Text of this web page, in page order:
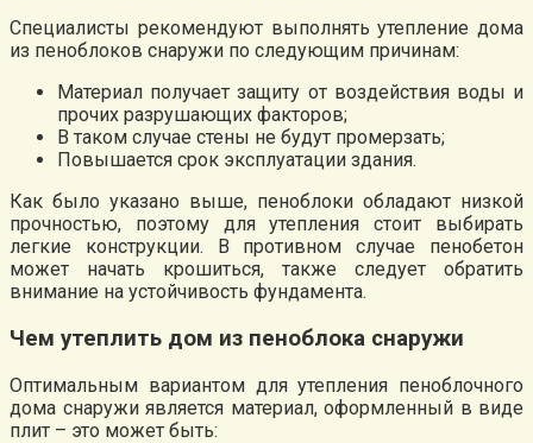
Специалисты рекомендуют выполнять утепление дома
из пеноблоков снаружи по следующим причинам:
Материал получает защиту от воздействия воды и
прочих разрушающих факторов;
В таком случае стены не будут промерзать;
Повышается срок эксплуатации здания.
Как было указано выше, пеноблоки обладают низкой
прочностью, поэтому для утепления стоит выбирать
легкие конструкции. В противном случае пенобетон
может начать крошиться, также следует обратить
внимание на устойчивость фундамента.
Чем утеплить дом из пеноблока снаружи
Оптимальным вариантом для утепления пеноблочного
дома снаружи является материал, оформленный в виде
плит – это может быть: